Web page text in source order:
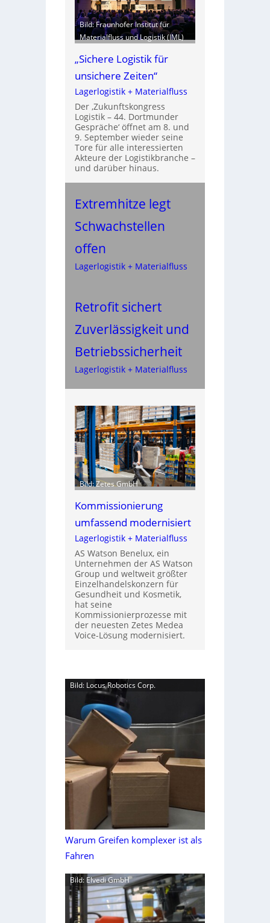
Bild: Fraunhofer Institut für
Materialfluss und Logistik (IML)
„Sichere Logistik für
unsichere Zeiten“
Lagerlogistik + Materialfluss
Der ‚Zukunftskongress
Logistik – 44. Dortmunder
Gespräche‘ öffnet am 8. und
9. September wieder seine
Tore für alle interessierten
Akteure der Logistikbranche –
und darüber hinaus.
Extremhitze legt
Schwachstellen
offen
Lagerlogistik + Materialfluss
Retrofit sichert
Zuverlässigkeit und
Betriebssicherheit
Lagerlogistik + Materialfluss
Bild: Zetes GmbH
Kommissionierung
umfassend modernisiert
Lagerlogistik + Materialfluss
AS Watson Benelux, ein
Unternehmen der AS Watson
Group und weltweit größter
Einzelhandelskonzern für
Gesundheit und Kosmetik,
hat seine
Kommissionierprozesse mit
der neuesten Zetes Medea
Voice-Lösung modernisiert.
Bild: Locus Robotics Corp.
Warum Greifen komplexer ist als
Fahren
Bild: Elvedi GmbH